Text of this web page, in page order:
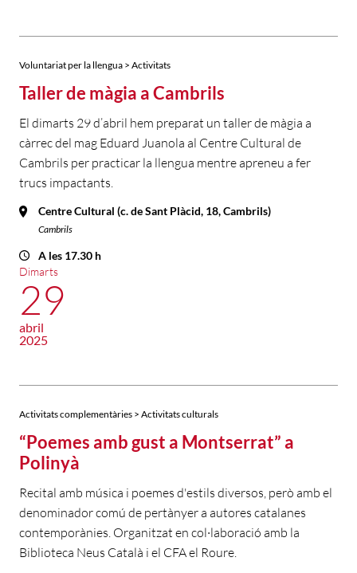
Voluntariat per la llengua > Activitats
Taller de màgia a Cambrils
El dimarts 29 d’abril hem preparat un taller de màgia a
càrrec del mag Eduard Juanola al Centre Cultural de
Cambrils per practicar la llengua mentre apreneu a fer
trucs impactants.
Centre Cultural (c. de Sant Plàcid, 18, Cambrils)
Cambrils
A les 17.30 h
Dimarts
29
abril
2025
Activitats complementàries > Activitats culturals
“Poemes amb gust a Montserrat” a
Polinyà
Recital amb música i poemes d'estils diversos, però amb el
denominador comú de pertànyer a autores catalanes
contemporànies. Organitzat en col·laboració amb la
Biblioteca Neus Català i el CFA el Roure.